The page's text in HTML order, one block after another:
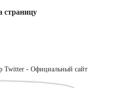
страницу
Twitter - Официальный сайт